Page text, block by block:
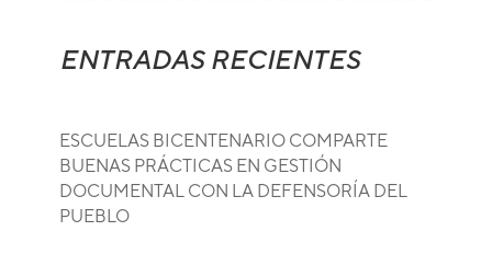
ENTRADAS RECIENTES
ESCUELAS BICENTENARIO COMPARTE
BUENAS PRÁCTICAS EN GESTIÓN
DOCUMENTAL CON LA DEFENSORÍA DEL
PUEBLO